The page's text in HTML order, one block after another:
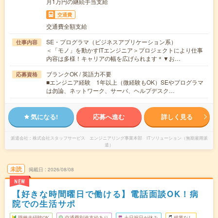
交通費
交通費全額支給
仕事内容
SE・プログラマ（ビジネスアプリケーション系）
＜「モノ」を動かすITエンジニア＞プロジェクトにより仕事
内容は多様！キャリアの幅を広げられます＊▼お…
応募資格
ブランクOK / 英語力不要
■エンジニア経験 1年以上（微経験もOK）SEやプログラマ
は勿論、ネットワーク、サーバ、ヘルプデスク…
気になる! 応募へ進む 詳しく見る
派遣会社
株式会社スタッフサービス エンジニアリング事業本部 ITソリューション（無期雇用派
遣）
未読
NEW
掲載日 2026/08/08
【好きな時間曜日で働ける】電話面談OK！病
院での生活サポ